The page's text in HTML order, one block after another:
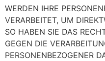
WERDEN IHRE
VERARBEITET, UM
SO HABEN SIE DAS
GEGEN DIE
PERSONENBEZOGENER